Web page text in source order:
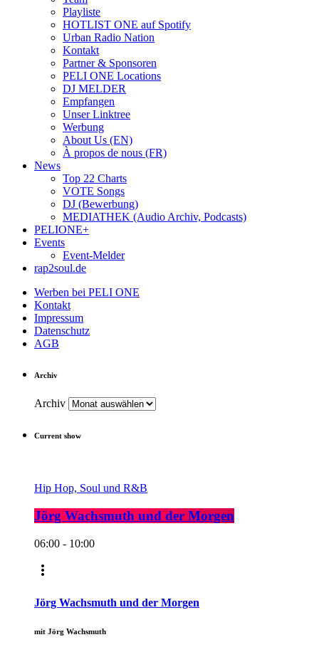
Playliste
HOTLIST ONE auf Spotify
Urban Radio Nation
Kontakt
Partner & Sponsoren
PELI ONE Locations
DJ MELDER
Empfangen
Unser Linktree
Werbung
About Us (EN)
À propos de nous (FR)
News
Top 22 Charts
VOTE Songs
DJ (Bewerbung)
MEDIATHEK (Audio Archiv, Podcasts)
PELIONE+
Events
Event-Melder
rap2soul.de
Werben bei PELI ONE
Kontakt
Impressum
Datenschutz
AGB
Archiv
Archiv
Current show
Hip Hop, Soul und R&B
Jörg Wachsmuth und der Morgen
06:00 - 10:00
more_vert
Jörg Wachsmuth und der Morgen
mit Jörg Wachsmuth